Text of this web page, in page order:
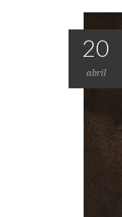
20
abril